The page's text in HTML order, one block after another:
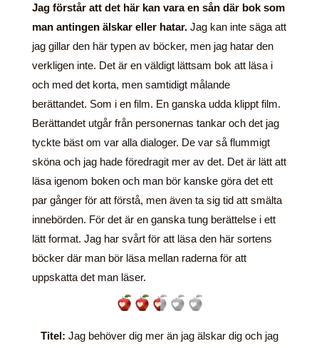
Jag förstår att det här kan vara en sån där bok som
man antingen älskar eller hatar. Jag kan inte säga att
jag gillar den här typen av böcker, men jag hatar den
verkligen inte. Det är en väldigt lättsam bok att läsa i
och med det korta, men samtidigt målande
berättandet. Som i en film. En ganska udda klippt film.
Berättandet utgår från personernas tankar och det jag
tyckte bäst om var alla dialoger. De var så flummigt
sköna och jag hade föredragit mer av det. Det är lätt att
läsa igenom boken och man bör kanske göra det ett
par gånger för att förstå, men även ta sig tid att smälta
innebörden. För det är en ganska tung berättelse i ett
lätt format. Jag har svårt för att läsa den här sortens
böcker där man bör läsa mellan raderna för att
uppskatta det man läser.
Titel: Jag behöver dig mer än jag älskar dig och jag